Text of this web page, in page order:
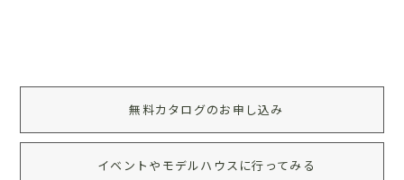
無料カタログのお申し込み
イベントやモデルハウスに行ってみる